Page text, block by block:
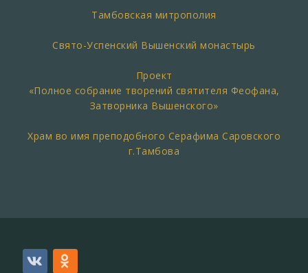
Тамбовская митрополия
Свято-Успенский Вышенский монастырь
Проект
«Полное собрание творений святителя Феофана,
Затворника Вышенского»
Храм во имя преподобного Серафима Саровского
г.Тамбова